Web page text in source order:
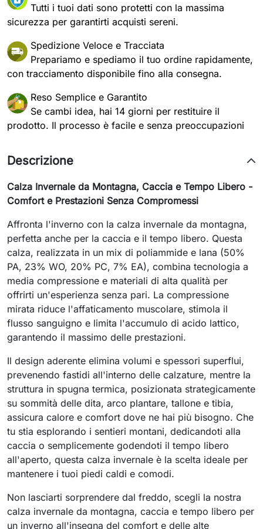
Tutti i tuoi dati sono protetti con la massima
sicurezza per garantirti acquisti sereni.
Spedizione Veloce e Tracciata
Prepariamo e spediamo il tuo ordine rapidamente,
con tracciamento disponibile fino alla consegna.
Reso Semplice e Garantito
Se cambi idea, hai 14 giorni per restituire il
prodotto. Il processo è facile e senza preoccupazioni
Descrizione
Calza Invernale da Montagna, Caccia e Tempo Libero -
Comfort e Prestazioni Senza Compromessi
Affronta l'inverno con la calza invernale da montagna,
perfetta anche per la caccia e il tempo libero. Questa
calza, realizzata in un mix di poliammide e lana (50%
PA, 23% WO, 20% PC, 7% EA), combina tecnologia a
media compressione e materiali di alta qualità per
offrirti un'esperienza senza pari. La compressione
mirata riduce l'affaticamento muscolare, stimola il
flusso sanguigno e limita l'accumulo di acido lattico,
garantendo il massimo delle prestazioni.
Il design aderente elimina volumi e spessori superflui,
prevenendo fastidi all'interno delle calzature, mentre la
struttura in spugna termica, posizionata strategicamente
su sommità delle dita, arco plantare, tallone e tibia,
assicura calore e comfort dove ne hai più bisogno. Che
tu stia esplorando i sentieri montani, dedicandoti alla
caccia o semplicemente godendoti il tempo libero
all'aperto, questa calza invernale è la scelta ideale per
mantenere i tuoi piedi caldi e comodi.
Non lasciarti sorprendere dal freddo, scegli la nostra
calza invernale da montagna, caccia e tempo libero per
un inverno all'insegna del comfort e delle alte